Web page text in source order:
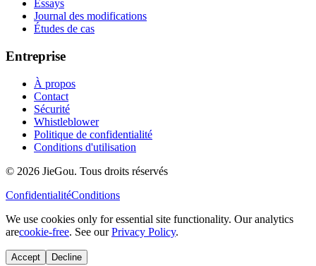
Essays
Journal des modifications
Études de cas
Entreprise
À propos
Contact
Sécurité
Whistleblower
Politique de confidentialité
Conditions d'utilisation
© 2026 JieGou. Tous droits réservés
ConfidentialitéConditions
We use cookies only for essential site functionality. Our analytics
arecookie-free. See ourPrivacy Policy.
Accept Decline